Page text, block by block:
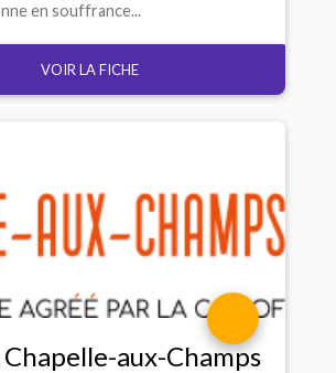
en souffrance...
VOIR LA FICHE
aux-Champs